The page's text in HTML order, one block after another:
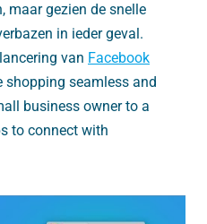
maar gezien de snelle
in ieder geval.
van Facebook
shopping seamless and
business owner to a
to connect with